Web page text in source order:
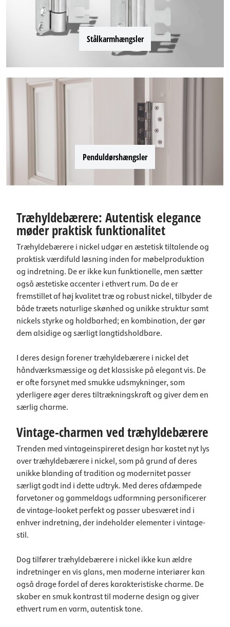
Stålkarmhængsler
Penduldørshængsler
Træhyldebærere: Autentisk elegance
møder praktisk funktionalitet
Træhyldebærere i nickel udgør en æstetisk tiltalende og
praktisk værdifuld løsning inden for møbelproduktion
og indretning. De er ikke kun funktionelle, men sætter
også æstetiske accenter i ethvert rum. Da de er
fremstillet af høj kvalitet træ og robust nickel, tilbyder de
både træets naturlige skønhed og unikke struktur samt
nickels styrke og holdbarhed; en kombination, der gør
dem alsidige og særligt langtidsholdbare.
I deres design forener træhyldebærere i nickel det
håndværksmæssige og det klassiske på elegant vis. De
er ofte forsynet med smukke udsmykninger, som
yderligere øger deres tiltrækningskraft og giver dem en
særlig charme.
Vintage-charmen ved træhyldebærere
Trenden med vintageinspireret design har kastet nyt lys
over træhyldebærere i nickel, som på grund af deres
unikke blanding af tradition og modernitet passer
særligt godt ind i dette udtryk. Med deres afdæmpede
farvetoner og gammeldags udformning personificerer
de vintage-looket perfekt og passer ubesværet ind i
enhver indretning, der indeholder elementer i vintage-
stil.
Dog tilfører træhyldebærere i nickel ikke kun ældre
indretninger en vis glans, men moderne interiører kan
også drage fordel af deres karakteristiske charme. De
skaber en smuk kontrast til moderne design og giver
ethvert rum en varm, autentisk tone.